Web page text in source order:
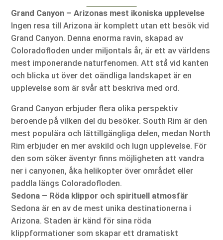
Grand Canyon – Arizonas mest ikoniska upplevelse
Ingen resa till Arizona är komplett utan ett besök vid
Grand Canyon. Denna enorma ravin, skapad av
Coloradofloden under miljontals år, är ett av världens
mest imponerande naturfenomen. Att stå vid kanten
och blicka ut över det oändliga landskapet är en
upplevelse som är svår att beskriva med ord.
Grand Canyon erbjuder flera olika perspektiv
beroende på vilken del du besöker. South Rim är den
mest populära och lättillgängliga delen, medan North
Rim erbjuder en mer avskild och lugn upplevelse. För
den som söker äventyr finns möjligheten att vandra
ner i canyonen, åka helikopter över området eller
paddla längs Coloradofloden.
Sedona – Röda klippor och spirituell atmosfär
Sedona är en av de mest unika destinationerna i
Arizona. Staden är känd för sina röda
klippformationer som skapar ett dramatiskt